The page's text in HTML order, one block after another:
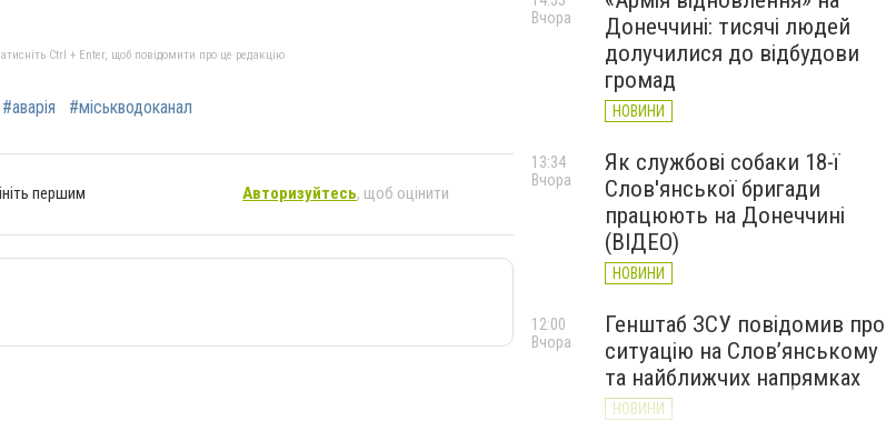
Ctrl + Enter, щоб повідомити про це редакцію
#аварія #міськводоканал
першим Авторизуйтесь, щоб оцінити
Донеччині: тисячі людей
долучилися до відбудови
громад
НОВИНИ
Вчора
Як службові собаки 18-ї
Слов'янської бригади
працюють на Донеччині
(ВІДЕО)
НОВИНИ
13:34
Вчора
Генштаб ЗСУ повідомив про
ситуацію на Слов’янському
та найближчих напрямках
НОВИНИ
12:00
Вчора